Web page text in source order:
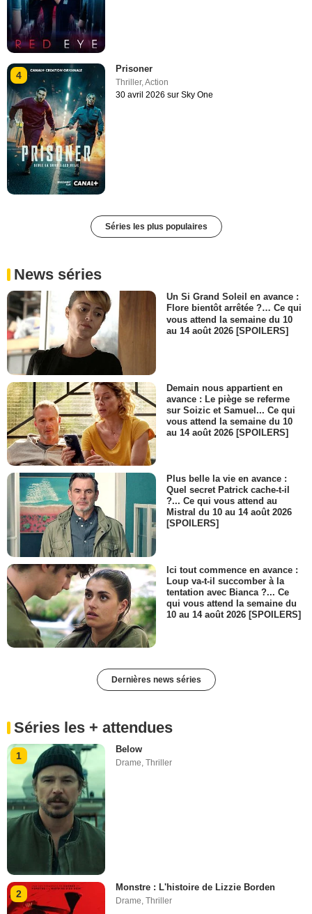
4
Prisoner
Thriller,Action
30 avril 2026 sur Sky One
Séries les plus populaires
News séries
Un Si Grand Soleil en avance :
Flore bientôt arrêtée ?… Ce qui
vous attend la semaine du 10
au 14 août 2026 [SPOILERS]
Demain nous appartient en
avance : Le piège se referme
sur Soizic et Samuel... Ce qui
vous attend la semaine du 10
au 14 août 2026 [SPOILERS]
Plus belle la vie en avance :
Quel secret Patrick cache-t-il
?... Ce qui vous attend au
Mistral du 10 au 14 août 2026
[SPOILERS]
Ici tout commence en avance :
Loup va-t-il succomber à la
tentation avec Bianca ?... Ce
qui vous attend la semaine du
10 au 14 août 2026 [SPOILERS]
Dernières news séries
Séries les + attendues
1
Below
Drame,Thriller
2
Monstre : L'histoire de Lizzie Borden
Drame,Thriller